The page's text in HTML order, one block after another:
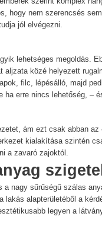
hogy nem szerencsés
jól elvégezni.
lehetséges megoldás.
közé helyezett
filc, lépésálló, majd
erre nincs lehetőség, –
ám ezt csak abban
kialakítása szintén
a zavaró zajoktól.
nagy sűrűségű szálas
lakás alapterületéből a
legyen a